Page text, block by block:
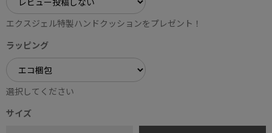
エクスジェル特製ハンドクッションをプレゼント！
ラッピング
選択してください
サイズ